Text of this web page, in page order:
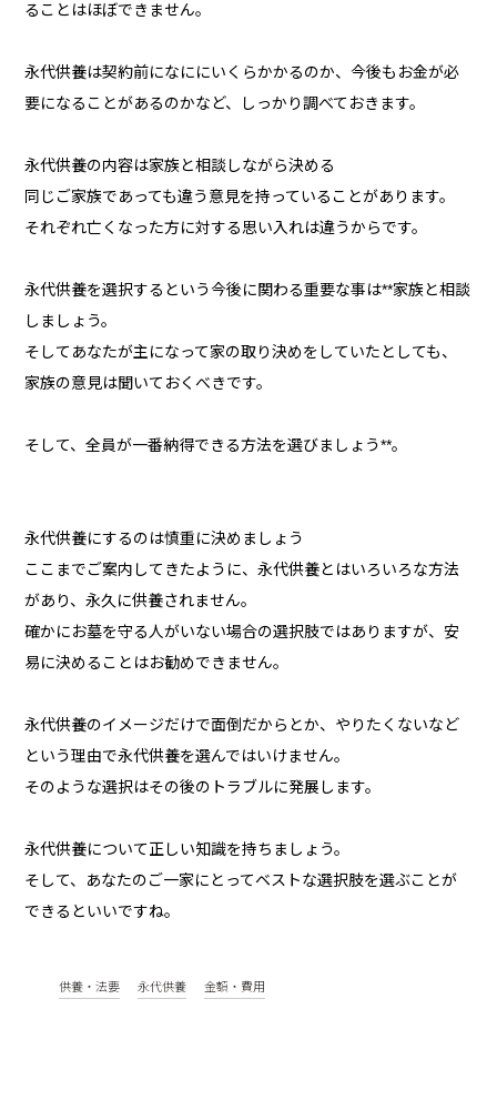
ることはほぼできません。
永代供養は契約前になににいくらかかるのか、今後もお金が必
要になることがあるのかなど、しっかり調べておきます。
永代供養の内容は家族と相談しながら決める
同じご家族であっても違う意見を持っていることがあります。
それぞれ亡くなった方に対する思い入れは違うからです。
永代供養を選択するという今後に関わる重要な事は**家族と相談
しましょう。
そしてあなたが主になって家の取り決めをしていたとしても、
家族の意見は聞いておくべきです。
そして、全員が一番納得できる方法を選びましょう**。
永代供養にするのは慎重に決めましょう
ここまでご案内してきたように、永代供養とはいろいろな方法
があり、永久に供養されません。
確かにお墓を守る人がいない場合の選択肢ではありますが、安
易に決めることはお勧めできません。
永代供養のイメージだけで面倒だからとか、やりたくないなど
という理由で永代供養を選んではいけません。
そのような選択はその後のトラブルに発展します。
永代供養について正しい知識を持ちましょう。
そして、あなたのご一家にとってベストな選択肢を選ぶことが
できるといいですね。
供養・法要 永代供養 金額・費用